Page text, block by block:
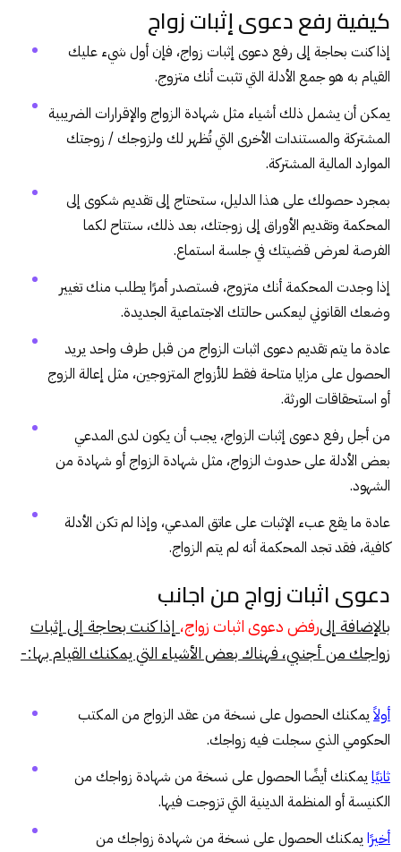
كيفية رفع دعوى إثبات زواج
إذا كنت بحاجة إلى رفع دعوى إثبات زواج، فإن أول شيء عليك
القيام به هو جمع الأدلة التي تثبت أنك متزوج.
يمكن أن يشمل ذلك أشياء مثل شهادة الزواج والإقرارات الضريبية
المشتركة والمستندات الأخرى التي تُظهر لك ولزوجك / زوجتك
الموارد المالية المشتركة.
بمجرد حصولك على هذا الدليل، ستحتاج إلى تقديم شكوى إلى
المحكمة وتقديم الأوراق إلى زوجتك، بعد ذلك، ستتاح لكما
الفرصة لعرض قضيتك في جلسة استماع.
إذا وجدت المحكمة أنك متزوج، فستصدر أمرًا يطلب منك تغيير
وضعك القانوني ليعكس حالتك الاجتماعية الجديدة.
عادة ما يتم تقديم دعوى اثبات الزواج من قبل طرف واحد يريد
الحصول على مزايا متاحة فقط للأزواج المتزوجين، مثل إعالة الزوج
أو استحقاقات الورثة.
من أجل رفع دعوى إثبات الزواج، يجب أن يكون لدى المدعي
بعض الأدلة على حدوث الزواج، مثل شهادة الزواج أو شهادة من
الشهود.
عادة ما يقع عبء الإثبات على عاتق المدعي، وإذا لم تكن الأدلة
كافية، فقد تجد المحكمة أنه لم يتم الزواج.
دعوى اثبات زواج من اجانب
بالإضافة إلىرفض دعوى اثبات زواج، إذا كنت بحاجة إلى إثبات
زواجك من أجنبي، فهناك بعض الأشياء التي يمكنك القيام بها:-
أولاً يمكنك الحصول على نسخة من عقد الزواج من المكتب
الحكومي الذي سجلت فيه زواجك.
ثانيًا يمكنك أيضًا الحصول على نسخة من شهادة زواجك من
الكنيسة أو المنظمة الدينية التي تزوجت فيها.
أخيرًا يمكنك الحصول على نسخة من شهادة زواجك من